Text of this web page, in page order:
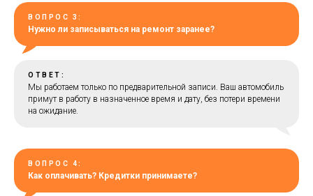
ВОПРОС 3:
Нужно ли записываться на ремонт заранее?
ОТВЕТ:
Мы работаем только по предварительной записи. Ваш автомобиль
примут в работу в назначенное время и дату, без потери времени
на ожидание.
ВОПРОС 4:
Как оплачивать? Кредитки принимаете?